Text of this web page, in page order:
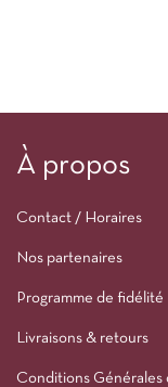
À propos
Contact / Horaires
Nos partenaires
Programme de fidélité
Livraisons & retours
Conditions Générales